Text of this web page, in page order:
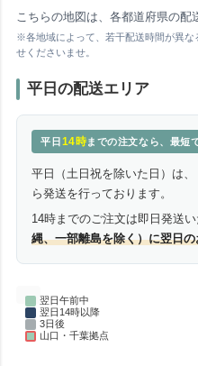
こちらの地図は、各都道府県の配
※各地域によって、若干配送時間が異
せくださいませ。
平日の配送エリア
平日 14時までの注文なら、最短
平日（土日祝を除いた日）は、
ら発送を行っております。
14時までのご注文は即日発送
縄、一部離島を除く）に翌日
翌日午前中
翌日14時以降
3日後
山口・千葉拠点